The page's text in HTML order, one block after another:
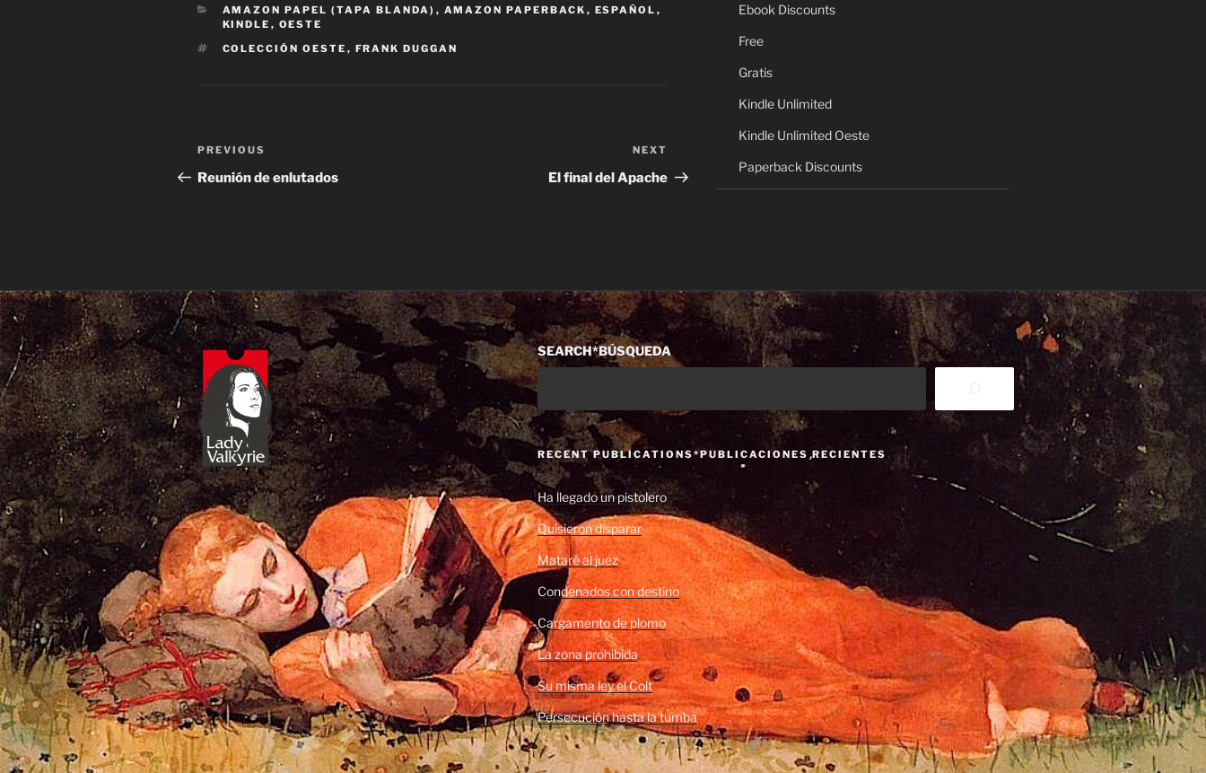
CATEGORIES
AMAZON PAPEL (TAPA BLANDA) , AMAZON PAPERBACK , ESPAÑOL ,
KINDLE , OESTE
TAGS
COLECCIÓN OESTE , FRANK DUGGAN
Post
navigation
Previous
Post
PREVIOUS
Reunión de enlutados
Post
NEXT
El final del Apache
Ebook Discounts
Free
Gratis
Kindle Unlimited
Kindle Unlimited Oeste
Paperback Discounts
SEARCH*BÚSQUEDA
RECENT PUBLICATIONS*PUBLICACIONES RECIENTES
Ha llegado un pistolero
Quisieron disparar
Mataré al juez
Condenados con destino
Cargamento de plomo
La zona prohibida
Su misma ley el Colt
Persecución hasta la tumba